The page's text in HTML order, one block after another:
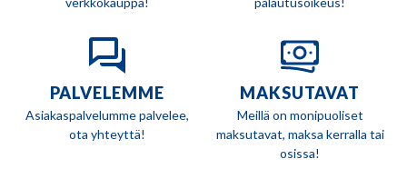
PALVELEMME
Asiakaspalvelumme palvelee,
ota yhteyttä!
MAKSUTAVAT
Meillä on monipuoliset
maksutavat, maksa kerralla tai
osissa!